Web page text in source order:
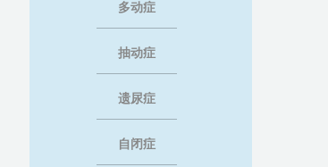
多动症
抽动症
遗尿症
自闭症